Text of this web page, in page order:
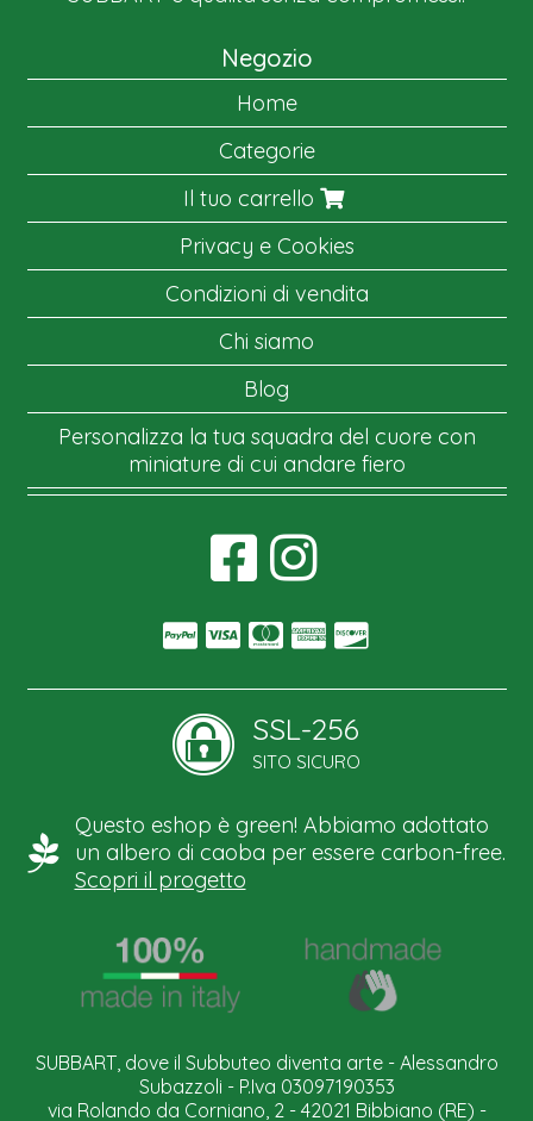
Negozio
Home
Categorie
Il tuo carrello
Privacy e Cookies
Condizioni di vendita
Chi siamo
Blog
Personalizza la tua squadra del cuore con
miniature di cui andare fiero
SSL-256
SITO SICURO
Questo eshop è green! Abbiamo adottato
un albero di caoba per essere carbon-free.
Scopri il progetto
SUBBART, dove il Subbuteo diventa arte - Alessandro
Subazzoli - P.Iva 03097190353
via Rolando da Corniano, 2 - 42021 Bibbiano (RE) -